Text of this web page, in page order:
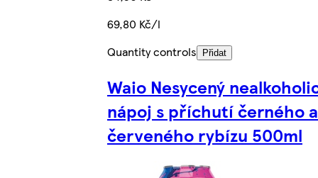
69,80 Kč/l
Quantity controls
Přidat
Waio Nesycený
nápoj s příchutí černého a
červeného rybízu 500ml